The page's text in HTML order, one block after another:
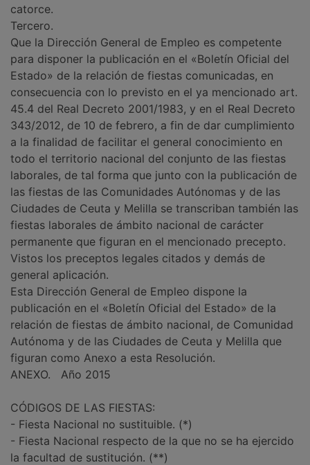
catorce.
Tercero.
Que la Dirección General de Empleo es competente
para disponer la publicación en el «Boletín Oficial del
Estado» de la relación de fiestas comunicadas, en
consecuencia con lo previsto en el ya mencionado art.
45.4 del Real Decreto 2001/1983, y en el Real Decreto
343/2012, de 10 de febrero, a fin de dar cumplimiento
a la finalidad de facilitar el general conocimiento en
todo el territorio nacional del conjunto de las fiestas
laborales, de tal forma que junto con la publicación de
las fiestas de las Comunidades Autónomas y de las
Ciudades de Ceuta y Melilla se transcriban también las
fiestas laborales de ámbito nacional de carácter
permanente que figuran en el mencionado precepto.
Vistos los preceptos legales citados y demás de
general aplicación.
Esta Dirección General de Empleo dispone la
publicación en el «Boletín Oficial del Estado» de la
relación de fiestas de ámbito nacional, de Comunidad
Autónoma y de las Ciudades de Ceuta y Melilla que
figuran como Anexo a esta Resolución.
ANEXO. Año 2015
CÓDIGOS DE LAS FIESTAS:
- Fiesta Nacional no sustituible. (*)
- Fiesta Nacional respecto de la que no se ha ejercido
la facultad de sustitución. (**)